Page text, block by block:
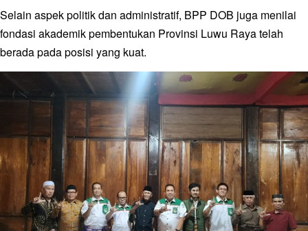
Selain aspek politik dan administratif, BPP DOB juga menilai
fondasi akademik pembentukan Provinsi Luwu Raya telah
berada pada posisi yang kuat.